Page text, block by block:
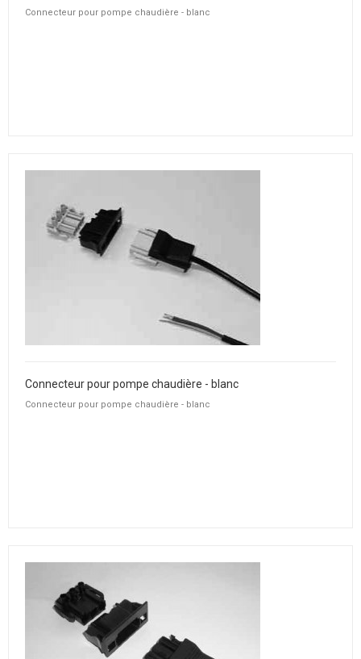
Connecteur pour pompe chaudière - blanc
Connecteur pour pompe chaudière - blanc
Connecteur pour pompe chaudière - blanc